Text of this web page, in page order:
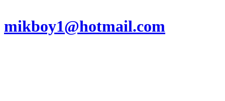
mikboy1@hotmail.com